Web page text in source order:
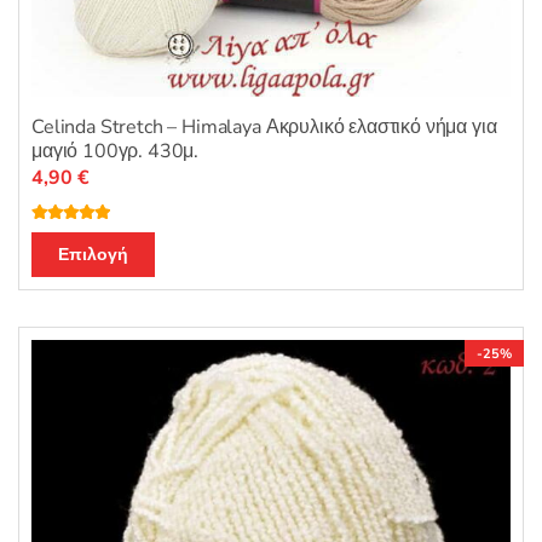
Celinda Stretch – Himalaya Ακρυλικό ελαστικό νήμα για
μαγιό 100γρ. 430μ.
Βαθμολογή
θηκε με5.00
από 5
4,90 €
Επιλογή
το
έχει
πολλαπλές
παραλλαγές.
Οι
επιλογές
μπορούν
να
επιλεγούν
-25%